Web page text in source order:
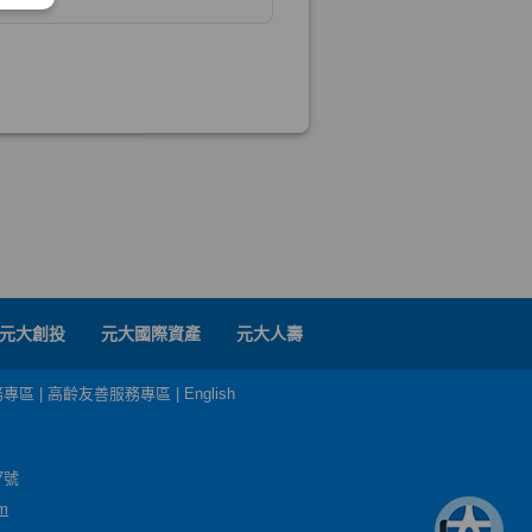
元大創投 元大國際資產 元大人壽
區 高齡友善服務專區 English
號